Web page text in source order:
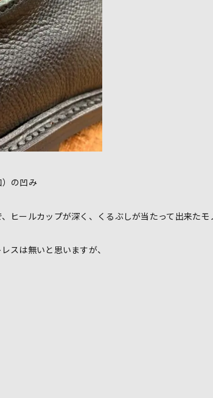
の凹み
ヒールカップが深く、くるぶしが当たって出来たモ
スは無いと思いますが、